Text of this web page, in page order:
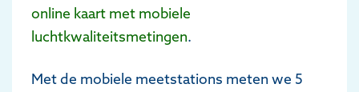
online kaart met mobiele
luchtkwaliteitsmetingen.
Met de mobiele meetstations meten we 5